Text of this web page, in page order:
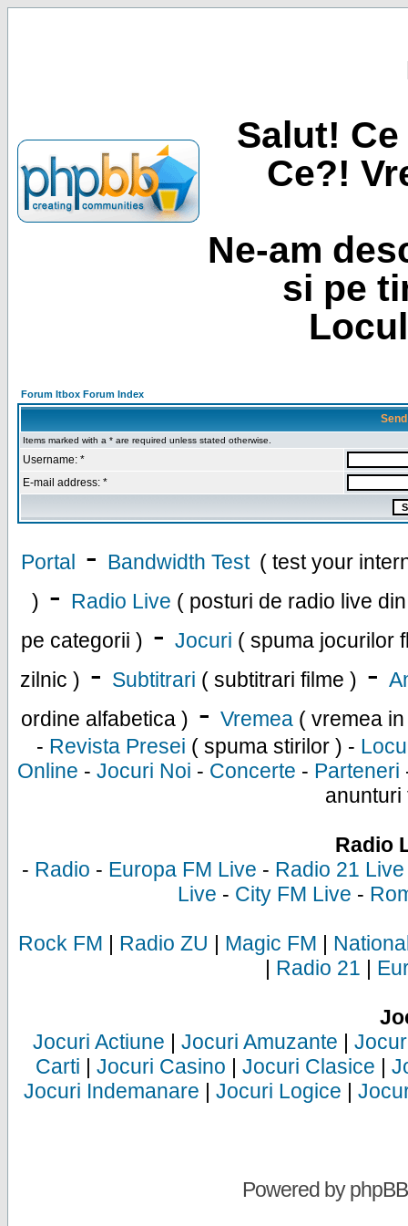
Salut!
Ce?!
Ne-am
si pe
Forum Itbox Forum Index
Items marked with a * are required unless stated otherwise.
Username: *
E-mail address: *
Portal - Bandwidth Test ( test your
) - Radio Live ( posturi de radio live
pe categorii ) - Jocuri ( spuma jocurilor
zilnic ) - Subtitrari ( subtitrari filme ) -
ordine alfabetica ) - Vremea ( vremea
- Revista Presei ( spuma stirilor ) -
Online - Jocuri Noi - Concerte - Parteneri
anunturi
Radio
- Radio - Europa FM Live - Radio 21 Live
Live - City FM Live -
Rock FM | Radio ZU | Magic FM |
| Radio 21 |
Jocuri Actiune | Jocuri Amuzante |
Carti | Jocuri Casino | Jocuri Clasice |
Jocuri Indemanare | Jocuri Logice |
Powered byphpBB